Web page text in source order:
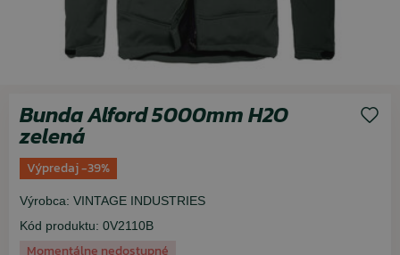
Bunda Alford 5000mm H2O
zelená
Výpredaj -39%
Výrobca: VINTAGE INDUSTRIES
Kód produktu: 0V2110B
Momentálne nedostupné